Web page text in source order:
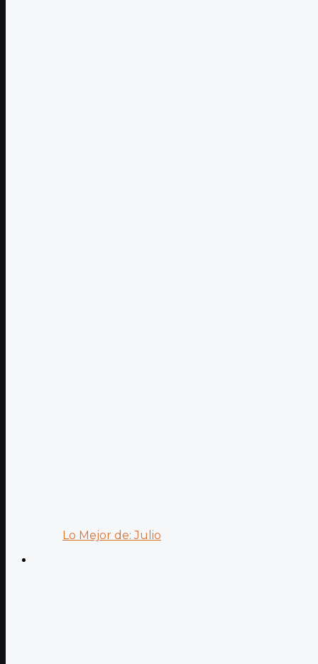
Lo Mejor de: Julio